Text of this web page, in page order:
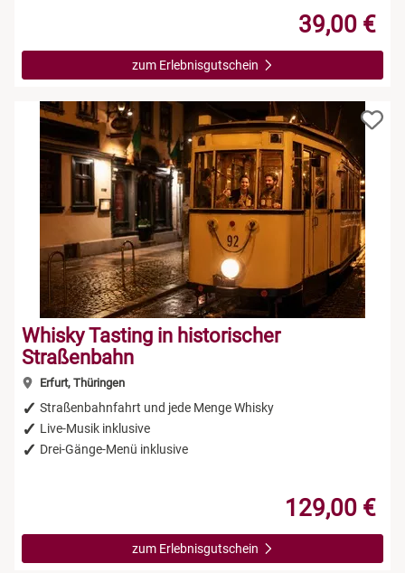
39,00 €
zum Erlebnisgutschein
Whisky Tasting in historischer
Straßenbahn
Erfurt, Thüringen
Straßenbahnfahrt und jede Menge Whisky
Live-Musik inklusive
Drei-Gänge-Menü inklusive
129,00 €
zum Erlebnisgutschein